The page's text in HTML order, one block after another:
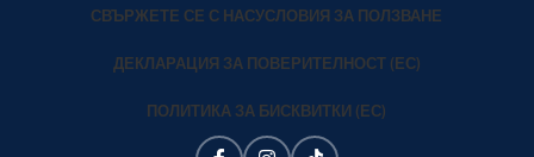
СВЪРЖЕТЕ СЕ С НАСУСЛОВИЯ ЗА ПОЛЗВАНЕ
ДЕКЛАРАЦИЯ ЗА ПОВЕРИТЕЛНОСТ (ЕС)
ПОЛИТИКА ЗА БИСКВИТКИ (ЕС)